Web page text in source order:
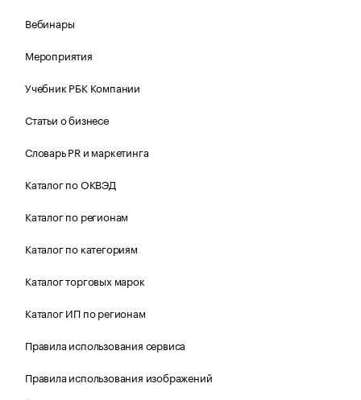
Вебинары
Мероприятия
Учебник РБК Компании
Статьи о бизнесе
Словарь PR и маркетинга
Каталог по ОКВЭД
Каталог по регионам
Каталог по категориям
Каталог торговых марок
Каталог ИП по регионам
Правила использования сервиса
Правила использования изображений